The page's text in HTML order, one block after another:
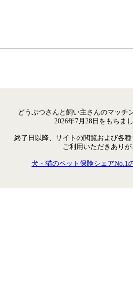
どうぶつさんと飼い主さんのマッチ
2026年7月28日をもちま
終了日以降、サイトの閲覧および各
ご利用いただきありが
犬・猫のペット保険シェアNo.1